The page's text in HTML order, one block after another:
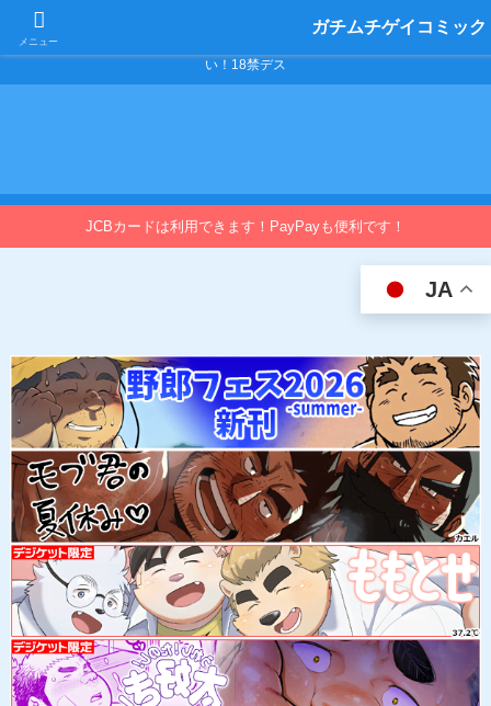
ゲイ向けのエロいコミックを紹介しています。 体育会系、野郎、デブ、男子学
生モノが中心となります。 抜ける小説やエロいゲームもチェックしてくださ
い！18禁デス
JCBカードは利用できます！PayPayも便利です！
JA
メニュー
ガチムチゲイコミック